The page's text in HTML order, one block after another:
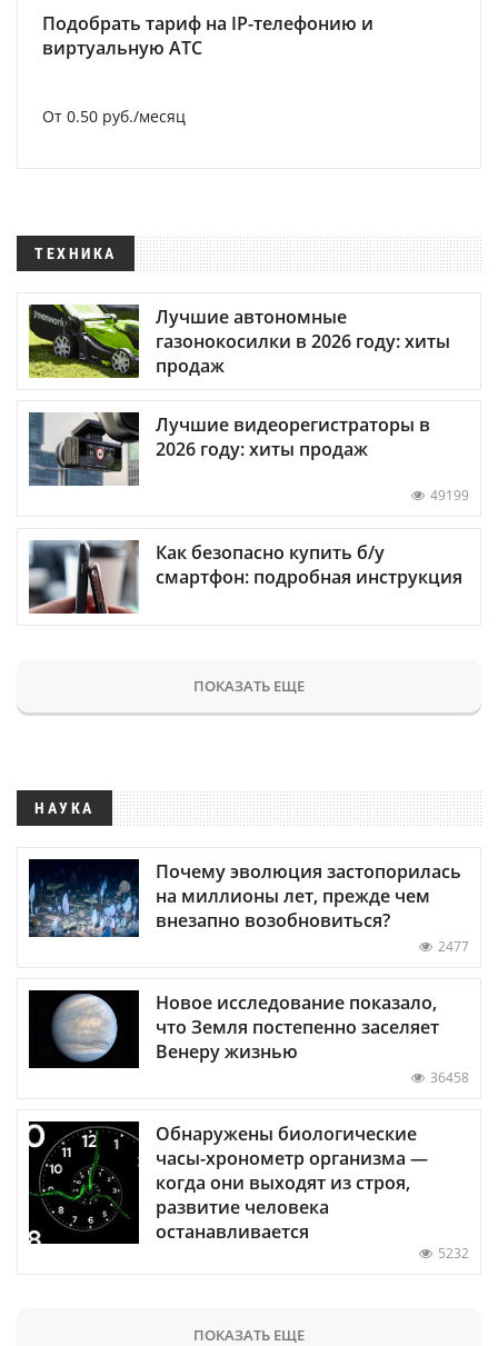
Подобрать тариф на IP-телефонию и
виртуальную АТС
От 0.50 руб./месяц
ТЕХНИКА
Лучшие автономные
газонокосилки в 2026 году: хиты
продаж
Лучшие видеорегистраторы в
2026 году: хиты продаж
49199
Как безопасно купить б/у
смартфон: подробная инструкция
ПОКАЗАТЬ ЕЩЕ
НАУКА
Почему эволюция застопорилась
на миллионы лет, прежде чем
внезапно возобновиться?
2477
Новое исследование показало,
что Земля постепенно заселяет
Венеру жизнью
36458
Обнаружены биологические
часы-хронометр организма —
когда они выходят из строя,
развитие человека
останавливается
5232
ПОКАЗАТЬ ЕЩЕ